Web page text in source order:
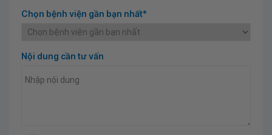
Chọn bệnh viện gần bạn nhất*
Nội dung cần tư vấn